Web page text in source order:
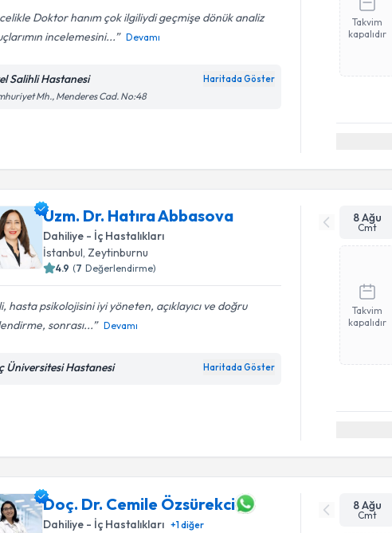
Doktor hanım çok ilgiliydi geçmişe dönük analiz
incelemesini...
Devamı
Salihli Hastanesi Haritada Göster
Mh., Menderes Cad. No:48
Takvim
kapalıdır
Uzm. Dr. Hatıra Abbasova
Dahiliye - İç Hastalıkları
İstanbul , Zeytinburnu
4.9 (7 Değerlendirme)
hasta psikolojisini iyi yöneten, açıklayıcı ve doğru
sonrası...
Devamı
Üniversitesi Hastanesi Haritada Göster
8 Ağu
Cmt
Takvim
kapalıdır
Doç. Dr. Cemile Özsürekci
Dahiliye - İç Hastalıkları +1diğer
8 Ağu
Cmt